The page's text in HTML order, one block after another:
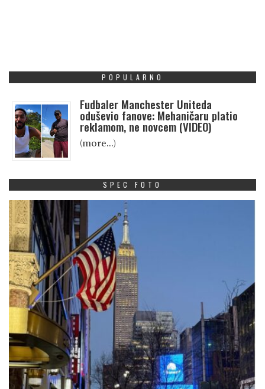
POPULARNO
Fudbaler Manchester Uniteda
oduševio fanove: Mehaničaru platio
reklamom, ne novcem (VIDEO)
(more…)
SPEC FOTO